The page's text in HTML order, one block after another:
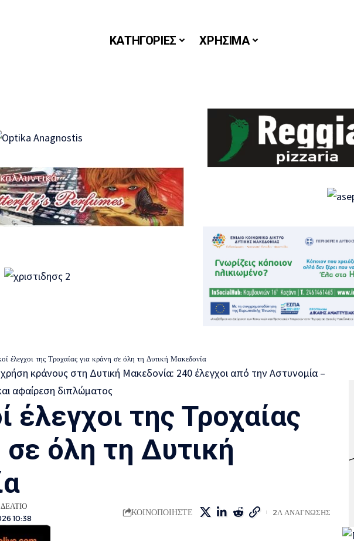
ΚΑΤΗΓΟΡΙΕΣ ΧΡΗΣΙΜΑ
έλεγχοι της Τροχαίας για κράνη σε όλη τη Δυτική Μακεδονία
έλεγχοι της Τροχαίας
σε όλη τη Δυτική
10:38
ΚΟΙΝΟΠΟΙΗΣΤΕ 2Λ ΑΝΑΓΝΩΣΗΣ